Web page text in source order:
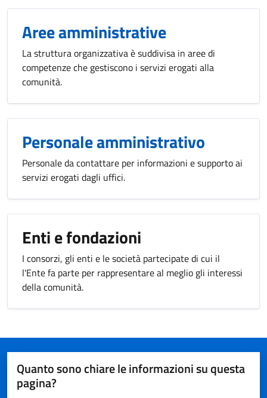
Aree amministrative
La struttura organizzativa è suddivisa in aree di
competenze che gestiscono i servizi erogati alla
comunità.
Personale amministrativo
Personale da contattare per informazioni e supporto ai
servizi erogati dagli uffici.
Enti e fondazioni
I consorzi, gli enti e le società partecipate di cui il
l'Ente fa parte per rappresentare al meglio gli interessi
della comunità.
Quanto sono chiare le informazioni su questa
pagina?